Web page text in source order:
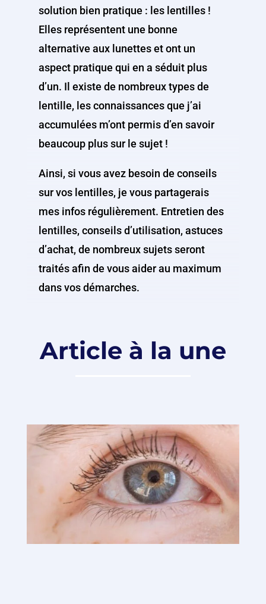
solution bien pratique : les lentilles !
Elles représentent une bonne
alternative aux lunettes et ont un
aspect pratique qui en a séduit plus
d’un. Il existe de nombreux types de
lentille, les connaissances que j’ai
accumulées m’ont permis d’en savoir
beaucoup plus sur le sujet !
Ainsi, si vous avez besoin de conseils
sur vos lentilles, je vous partagerais
mes infos régulièrement. Entretien des
lentilles, conseils d’utilisation, astuces
d’achat, de nombreux sujets seront
traités afin de vous aider au maximum
dans vos démarches.
Article à la une